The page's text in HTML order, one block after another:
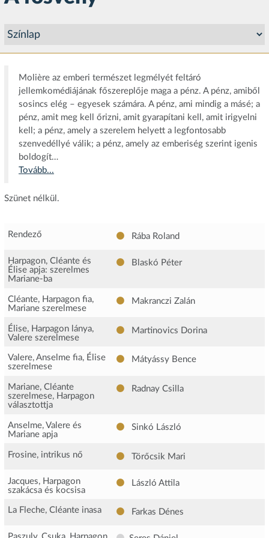
Molière az emberi természet legmélyét feltáró
jellemkomédiájának főszereplője maga a pénz. A pénz, amiből
sosincs elég – egyesek számára. A pénz, ami mindig a másé; a
pénz, amit meg kell őrizni, amit gyarapítani kell, amit irigyelni
kell; a pénz, amely a szerelem helyett a legfontosabb
szenvedéllyé válik; a pénz, amely az emberiség szerint igenis
boldogít…
Tovább...
Szünet nélkül.
Rendező Rába Roland
Harpagon, Cléante és
Élise apja: szerelmes
Mariane-ba
Blaskó Péter
Cléante, Harpagon fia,
Mariane szerelmese
Makranczi Zalán
Élise, Harpagon lánya,
Valere szerelmese
Martinovics Dorina
Valere, Anselme fia, Élise
szerelmese
Mátyássy Bence
Mariane, Cléante
szerelmese, Harpagon
választottja
Radnay Csilla
Anselme, Valere és
Mariane apja
Sinkó László
Frosine, intrikus nő Törőcsik Mari
Jacques, Harpagon
szakácsa és kocsisa
László Attila
La Fleche, Cléante inasa Farkas Dénes